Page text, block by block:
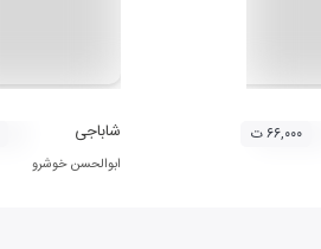
۶۶,۰۰۰ ت شاباجی
ابوالحسن خوشرو